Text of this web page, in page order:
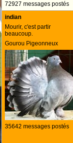
72927 messages postés
indian
Mourir, c'est partir
beaucoup.
Gourou Pigeonneux
35642 messages postés